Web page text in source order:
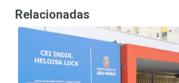
Relacionadas